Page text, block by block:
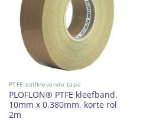
PTFE zelfklevende tape
PLOFLON® PTFE kleefband,
10mm x 0,380mm, korte rol
2m